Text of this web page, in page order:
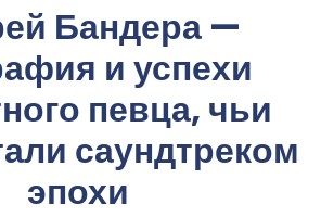
Бандера —
и успехи
певца, чьи
саундтреком
эпохи